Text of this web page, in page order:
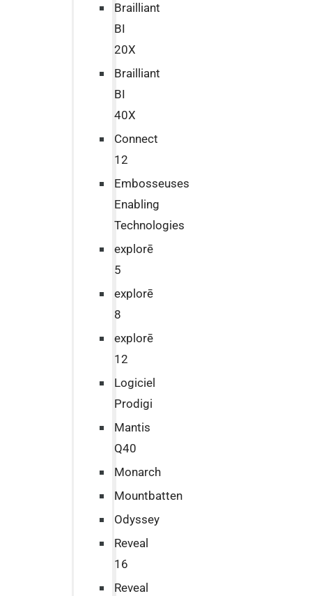
Brailliant
BI
20X
Brailliant
BI
40X
Connect
12
Embosseuses
Enabling
Technologies
explorē
5
explorē
8
explorē
12
Logiciel
Prodigi
Mantis
Q40
Monarch
Mountbatten
Odyssey
Reveal
16
Reveal